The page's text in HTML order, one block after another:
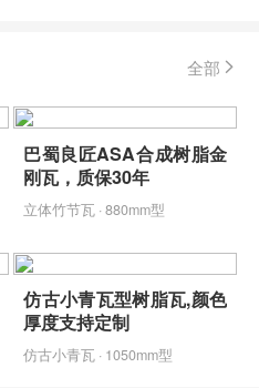
全部
巴蜀良匠ASA合成树脂金
刚瓦，质保30年
立体竹节瓦 · 880mm型
仿古小青瓦型树脂瓦,颜色
厚度支持定制
仿古小青瓦 · 1050mm型